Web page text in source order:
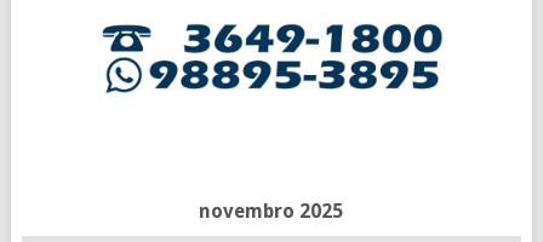
novembro 2025